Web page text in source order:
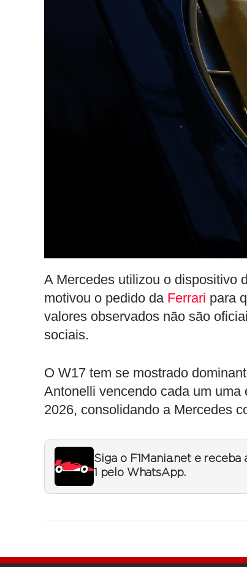
A Mercedes utilizou o dispositivo
motivou o pedido da Ferrari para
valores observados não são
sociais.
O W17 tem se mostrado
Antonelli vencendo cada um
2026, consolidando a Mercedes
Siga o F1Mania.net e
1 pelo WhatsApp.